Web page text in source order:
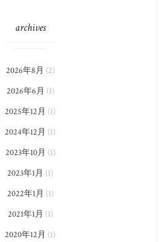
archives
2026年8月 (2)
2026年6月 (1)
2025年12月 (1)
2024年12月 (1)
2023年10月 (1)
2023年1月 (1)
2022年1月 (1)
2021年1月 (1)
2020年12月 (1)